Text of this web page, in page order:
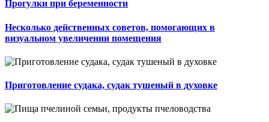
Прогулки при беременности
Несколько действенных советов, помогающих в
визуальном увеличении помещения
Приготовление судака, судак тушеный в духовке